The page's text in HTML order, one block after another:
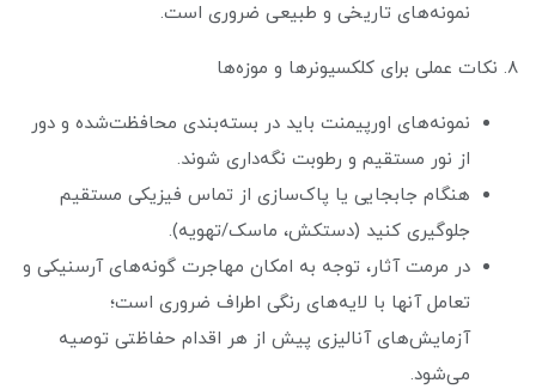
نمونه‌های تاریخی و طبیعی ضروری است.
۸. نکات عملی برای کلکسیونرها و موزه‌ها
نمونه‌های اورپیمنت باید در بسته‌بندی محافظت‌شده و دور
از نور مستقیم و رطوبت نگه‌داری شوند.
هنگام جابجایی یا پاک‌سازی از تماس فیزیکی مستقیم
جلوگیری کنید (دستکش، ماسک/تهویه).
در مرمت آثار، توجه به امکان مهاجرت گونه‌های آرسنیکی و
تعامل آنها با لایه‌های رنگی اطراف ضروری است؛
آزمایش‌های آنالیزی پیش از هر اقدام حفاظتی توصیه
می‌شود.